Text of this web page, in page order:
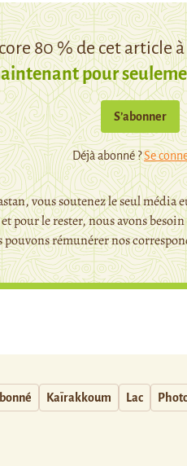
80 % de cet article
pour
S’abonner
Déjà abonné ?Se
vous soutenez le seul média
pour le rester, nous avons
pouvons rémunérer nos
Kaïrakkoum Lac